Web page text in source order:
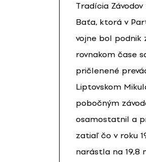
Tradícia
Baťa, ktorá v
vojne bol podnik
rovnakom čase
pričlenené
Liptovskom
pobočným
osamostatnil a
zatiaľ čo v roku
narástla na 19,8